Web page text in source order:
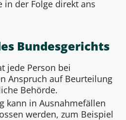
in der Folge direkt ans
Bundesgerichts
jede Person bei
Anspruch auf Beurteilung
Behörde.
kann in Ausnahmefällen
werden, zum Beispiel